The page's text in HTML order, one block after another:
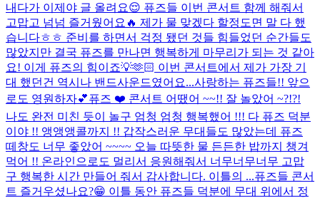
내다가 이제야 글 올려요😌 퓨즈들 이번 콘서트 함께 해줘서
고맙고 넘넘 즐거웠어요🔥 제가 물 맞겠다 할정도면 말 다 했
습니다ㅎㅎ 준비를 하면서 걱정 됐던 것들 힘들었던 순간들도
많았지만 결국 퓨즈를 만나면 행복하게 마무리가 되는 것 같아
요! 이게 퓨즈의 힘이죠💡🫶🏻 이번 콘서트에서 제가 가장 기
대 했던건 역시나 밴드사운드였어요...사랑하는 퓨즈들!! 앞으
로도 영원하자💕퓨즈 ❤️ 콘서트 어땠어 ~~!! 잘 놀았어 ~?!?!
나도 완전 미친 듯이 놀구 엄청 엄청 행복했어 !!! 다 퓨즈 덕분
이야 !! 앵앵앵콜까지 !! 갑작스러운 무대들도 많았는데 퓨즈
떼창도 너무 좋았어 ~~~~ 오늘 따뜻한 물 든든한 밥까지 챙겨
먹어 !! 온라인으로도 멀리서 응원해줘서 너무너무너무 고맙
구 행복한 시간 만들어 줘서 감사합니다. 이틀의 ...퓨즈들 콘서
트 즐거우셨나요?😁 이틀 동안 퓨즈들 덕분에 무대 위에서 정